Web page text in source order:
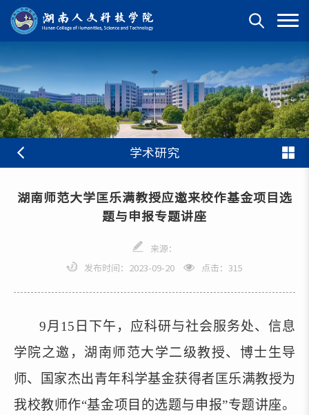
学术研究
湖南师范大学匡乐满教授应邀来校作基金项目选
题与申报专题讲座
来源：
发布时间：2023-09-20 点击： 315
9月15日下午，应科研与社会服务处、信息
学院之邀，湖南师范大学二级教授、博士生导
师、国家杰出青年科学基金获得者匡乐满教授为
我校教师作“基金项目的选题与申报”专题讲座。